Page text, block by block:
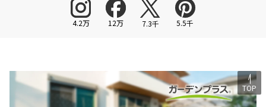
4.2万 12万 7.3千 5.5千
TOP